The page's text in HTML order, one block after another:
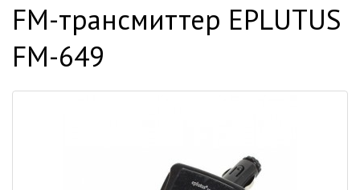
FM-трансмиттер EPLUTUS
FM-649